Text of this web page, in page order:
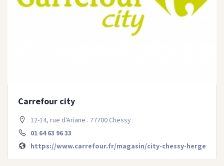
Carrefour city
12-14, rue d'Ariane . 77700 Chessy
01 64 63 96 33
https://www.carrefour.fr/magasin/city-chessy-herge